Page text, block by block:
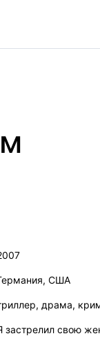
, США
, драма,
застрелил свою